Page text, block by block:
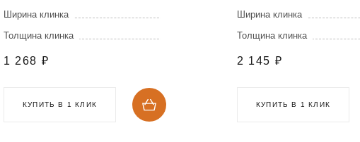
Ширина клинка
Толщина клинка
1 268 ₽
КУПИТЬ В 1 КЛИК
Ширина клинка
Толщина клинка
2 145 ₽
КУПИТЬ В 1 КЛИК